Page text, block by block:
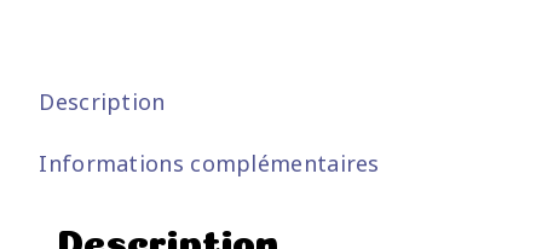
Description
Informations complémentaires
Description